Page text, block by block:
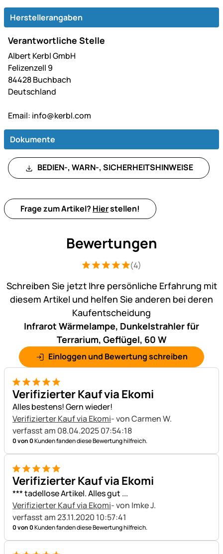
Herstellerangaben
Verantwortliche Stelle
Albert Kerbl GmbH
Felizenzell 9
84428 Buchbach
Deutschland
Email: info@kerbl.com
Dokumente
BEDIEN-, WARN-, SICHERHEITSHINWEISE
Frage zum Artikel? Hierstellen!
Bewertungen
Bewertung: 5 von 5 (4 Bewertungen)
4 Bewertungen
(4)
Schreiben Sie jetzt Ihre persönliche Erfahrung mit
diesem Artikel und helfen Sie anderen bei deren
Kaufentscheidung
Infrarot Wärmelampe, Dunkelstrahler für
Terrarium, Geflügel, 60 W
Einloggen und Bewertung schreiben
5 von 5
Verifizierter Kauf via Ekomi
Alles bestens! Gern wieder!
Verifizierter Kauf via Ekomi- von Carmen W.
verfasst am 08.04.2025 07:54:18
0 von 0Kunden fanden diese Bewertung hilfreich.
5 von 5
Verifizierter Kauf via Ekomi
*** tadellose Artikel. Alles gut ...
Verifizierter Kauf via Ekomi- von Imke J.
verfasst am 23.11.2020 10:57:41
0 von 0Kunden fanden diese Bewertung hilfreich.